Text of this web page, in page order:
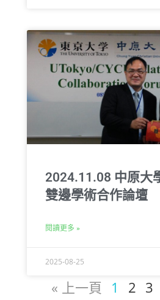
2024.11.08 中原大
雙邊學術合作論壇
閱讀更多 »
2025-08-25
« 上一頁 1 2 3